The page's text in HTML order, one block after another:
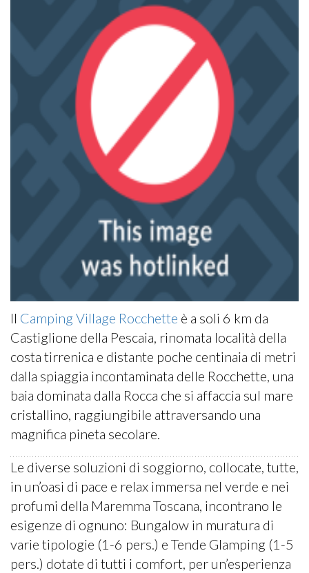
Il Camping Village Rocchette è a soli 6 km da
Castiglione della Pescaia, rinomata località della
costa tirrenica e distante poche centinaia di metri
dalla spiaggia incontaminata delle Rocchette, una
baia dominata dalla Rocca che si affaccia sul mare
cristallino, raggiungibile attraversando una
magnifica pineta secolare.
Le diverse soluzioni di soggiorno, collocate, tutte,
in un’oasi di pace e relax immersa nel verde e nei
profumi della Maremma Toscana, incontrano le
esigenze di ognuno: Bungalow in muratura di
varie tipologie (1-6 pers.) e Tende Glamping (1-5
pers.) dotate di tutti i comfort, per un’esperienza